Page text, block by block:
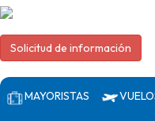
Solicitud de información
MAYORISTAS